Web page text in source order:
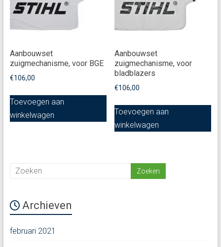
Aanbouwset
zuigmechanisme, voor BGE
€106,00
Toevoegen aan
winkelwagen
Aanbouwset
zuigmechanisme, voor
bladblazers
€106,00
Toevoegen aan
winkelwagen
Archieven
februari 2021